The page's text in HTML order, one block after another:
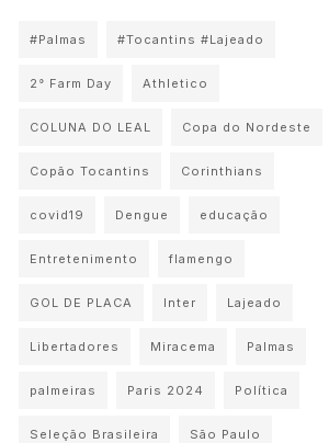
#Palmas #Tocantins #Lajeado
2° Farm Day Athletico
COLUNA DO LEAL Copa do Nordeste
Copão Tocantins Corinthians
covid19 Dengue educação
Entretenimento flamengo
GOL DE PLACA Inter Lajeado
Libertadores Miracema Palmas
palmeiras Paris 2024 Política
Seleção Brasileira São Paulo